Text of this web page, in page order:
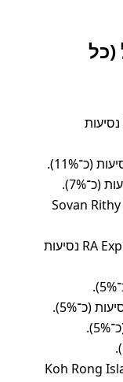
(כל
Koh Rong Samloem – 1,680 נסיעות
Sovan
RA Express VIP Phnom Penh – 424 נסיעות
Koh Rong